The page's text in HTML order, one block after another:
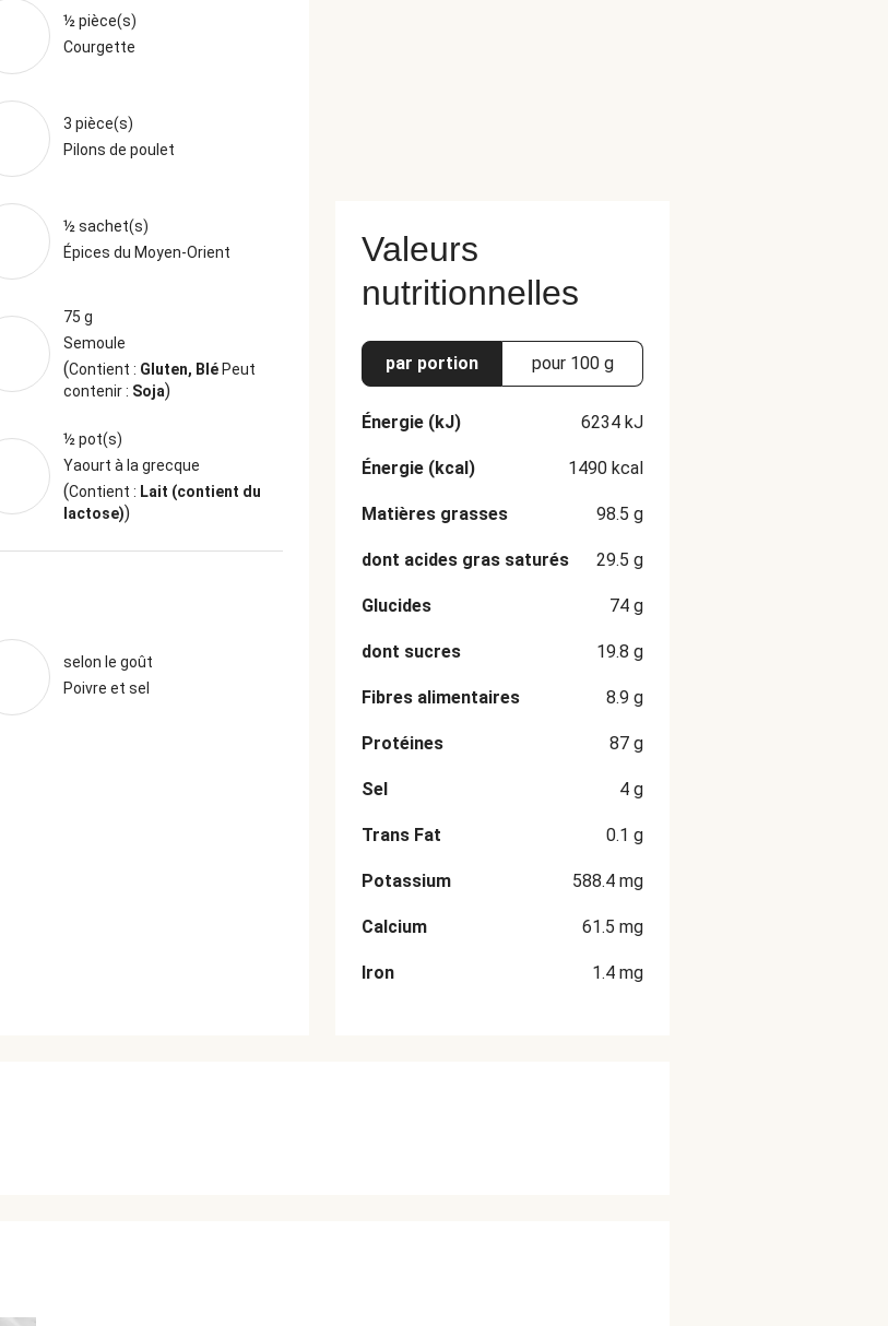
½ pièce(s)
Courgette
3 pièce(s)
Pilons de poulet
½ sachet(s)
Épices du Moyen-Orient
75 g
Semoule
(Contient : Gluten, Blé Peut
contenir : Soja)
½ pot(s)
Yaourt à la grecque
(Contient : Lait (contient du
lactose))
selon le goût
Poivre et sel
Valeurs
nutritionnelles
par portion pour 100 g
Énergie (kJ) 6234 kJ
Énergie (kcal) 1490 kcal
Matières grasses 98.5 g
dont acides gras saturés 29.5 g
Glucides 74 g
dont sucres 19.8 g
Fibres alimentaires 8.9 g
Protéines 87 g
Sel 4 g
Trans Fat 0.1 g
Potassium 588.4 mg
Calcium 61.5 mg
Iron 1.4 mg